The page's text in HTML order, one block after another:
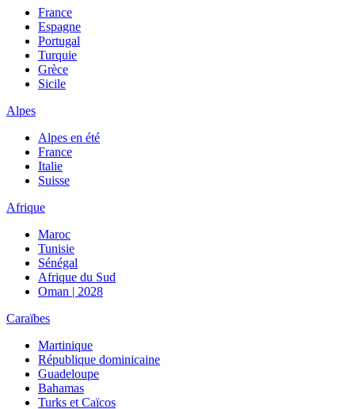
France
Espagne
Portugal
Turquie
Grèce
Sicile
Alpes
Alpes en été
France
Italie
Suisse
Afrique
Maroc
Tunisie
Sénégal
Afrique du Sud
Oman | 2028
Caraïbes
Martinique
République dominicaine
Guadeloupe
Bahamas
Turks et Caïcos